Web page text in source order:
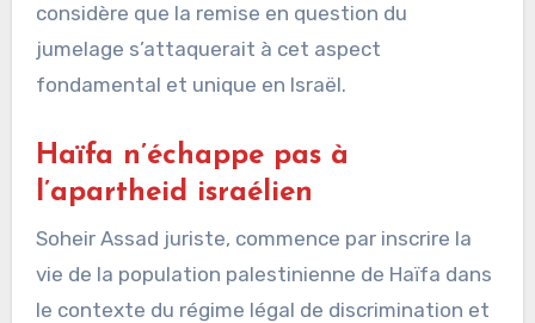
considère que la remise en question du
jumelage s’attaquerait à cet aspect
fondamental et unique en Israël.
Haïfa n’échappe pas à
l’apartheid israélien
Soheir Assad juriste, commence par inscrire la
vie de la population palestinienne de Haïfa dans
le contexte du régime légal de discrimination et